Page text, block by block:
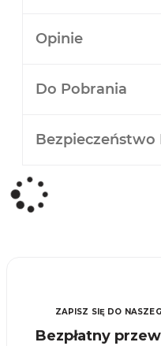
Opinie
Do Pobrania
ZAPISZ SIĘ DO
Bezpłatny